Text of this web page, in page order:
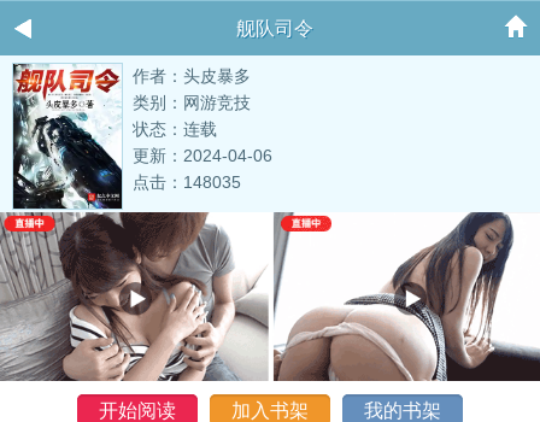
舰队司令
作者：头皮暴多
类别：网游竞技
状态：连载
更新：2024-04-06
点击：148035
开始阅读 加入书架 我的书架